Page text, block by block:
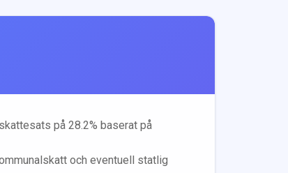
på 28.2% baserat på
och eventuell statlig